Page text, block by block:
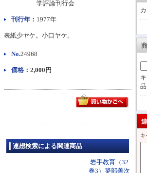
キ
学評論刊行会
刊行年： 1977年
表紙少ヤケ。小口ヤケ。
No.24968
価格： 2,000円
連想検索による関連商品
岩手教育（32
巻3）簗部善次